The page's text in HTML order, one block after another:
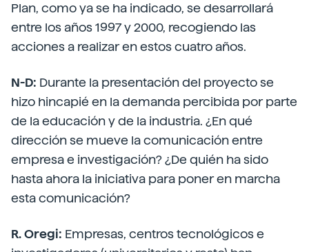
Plan, como ya se ha indicado, se desarrollará
entre los años 1997 y 2000, recogiendo las
acciones a realizar en estos cuatro años.
N-D: Durante la presentación del proyecto se
hizo hincapié en la demanda percibida por parte
de la educación y de la industria. ¿En qué
dirección se mueve la comunicación entre
empresa e investigación? ¿De quién ha sido
hasta ahora la iniciativa para poner en marcha
esta comunicación?
R. Oregi: Empresas, centros tecnológicos e